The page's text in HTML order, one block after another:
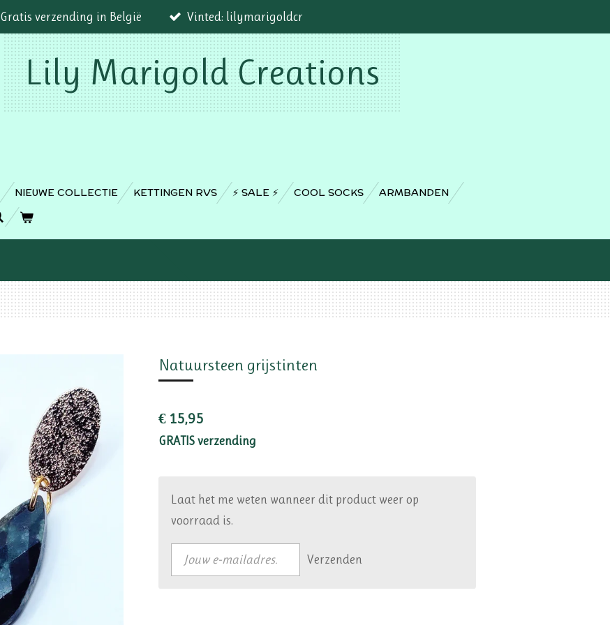
Gratis verzending in België Vinted: lilymarigoldcr
Lily Marigold Creations
NIEUWE COLLECTIE KETTINGEN RVS ⚡️ SALE ⚡️ COOL SOCKS
ARMBANDEN
Natuursteen grijstinten
€ 15,95
GRATIS verzending
Laat het me weten wanneer dit product weer op
voorraad is.
Verzenden